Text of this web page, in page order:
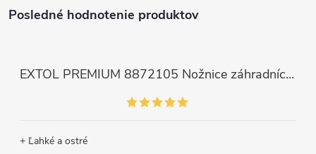
Posledné hodnotenie produktov
EXTOL PREMIUM 8872105 Nožnice záhradnícke dlhé úzke, 200mm, max. prestrih Ø6mm
+ Ľahké a ostré